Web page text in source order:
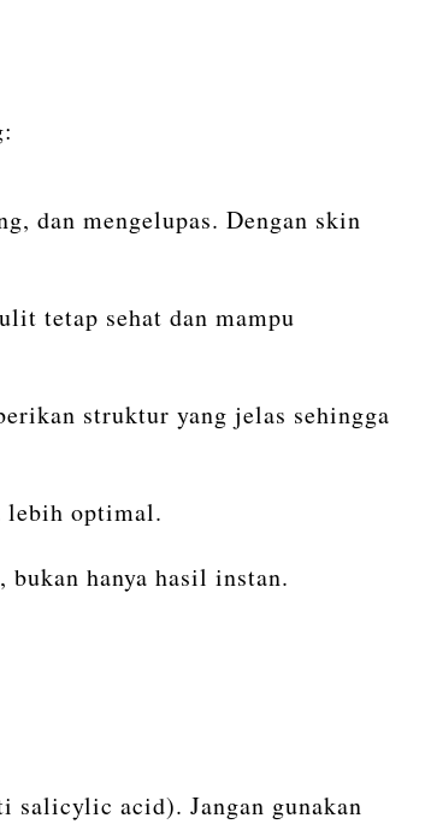
dan mengelupas. Dengan skin
tetap sehat dan mampu
struktur yang jelas sehingga
lebih optimal.
hanya hasil instan.
salicylic acid). Jangan gunakan